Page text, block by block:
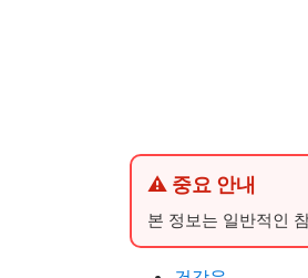
⚠ 중요 안내
본 정보는 일반적인